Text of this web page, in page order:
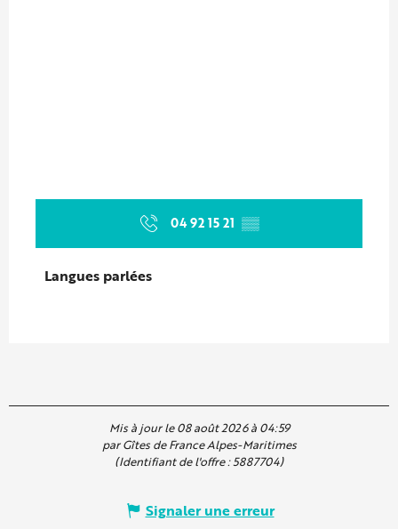
04 92 15 21 ▒▒
Langues parlées
Langues parlées
Mis à jour le 08 août 2026 à 04:59
par Gîtes de France Alpes-Maritimes
(Identifiant de l'offre :5887704)
Signaler une erreur